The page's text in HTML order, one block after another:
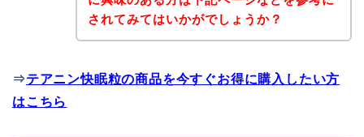
されてみてはいかがでしょうか？
⇒テアニン快眠粒の商品を今すぐお得に購入したい方
はこちら